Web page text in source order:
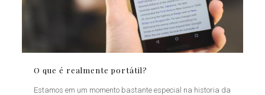
O que é realmente portátil?
Estamos em um momento bastante especial na historia da